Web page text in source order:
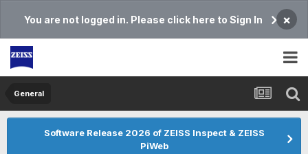
You are not logged in. Please click here to Sign In ×
General
Software Release 2026 of ZEISS Inspect & ZEISS
PiWeb